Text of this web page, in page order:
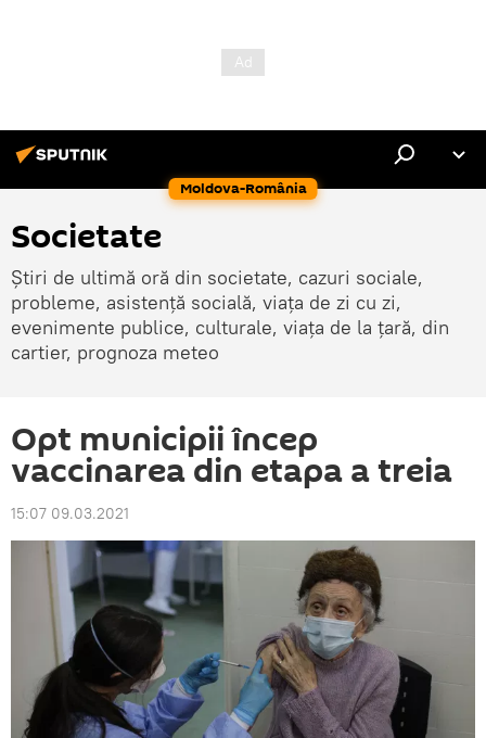
Moldova-România
Societate
Știri de ultimă oră din societate, cazuri sociale,
probleme, asistență socială, viața de zi cu zi,
evenimente publice, culturale, viața de la țară, din
cartier, prognoza meteo
Opt municipii încep
vaccinarea din etapa a treia
15:07 09.03.2021